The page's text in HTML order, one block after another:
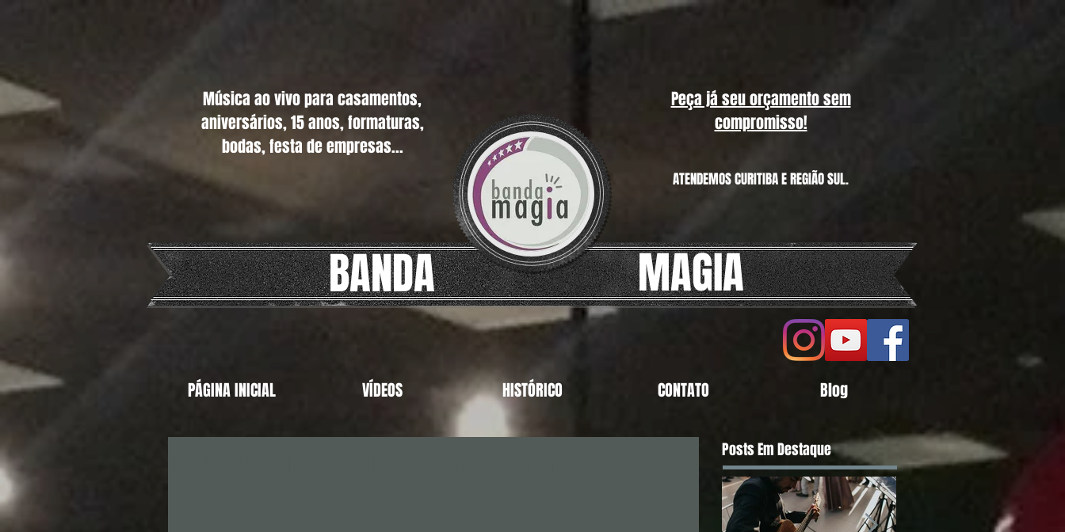
BANDA MAGIA
Música ao vivo para casamentos,
aniversários, 15 anos, formaturas,
bodas, festa de empresas...
Peça já seu orçamento sem
compromisso!
ATENDEMOS CURITIBA E REGIÃO SUL.
PÁGINA INICIAL VÍDEOS HISTÓRICO CONTATO Blog
Posts Em Destaque